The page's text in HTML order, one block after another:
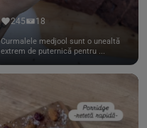
245 18
Curmalele medjool sunt o unealtă
extrem de puternică pentru ...